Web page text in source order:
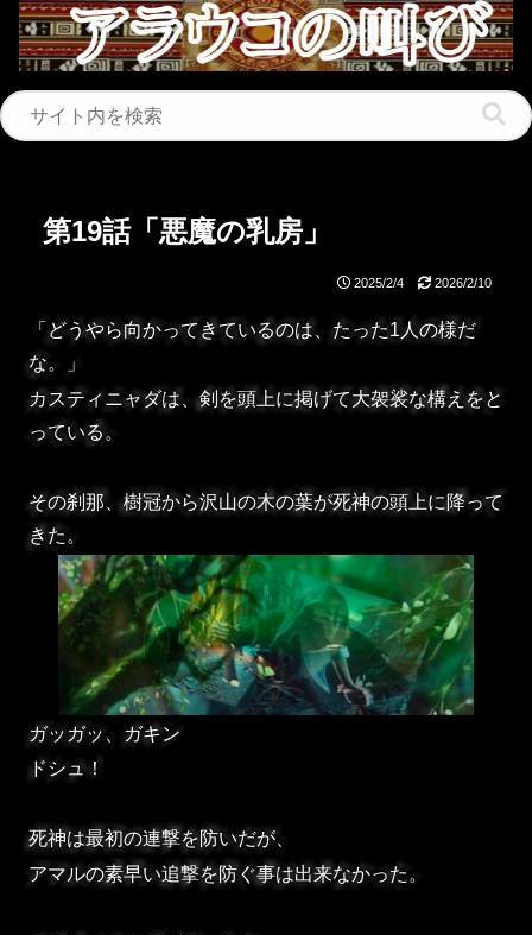
第19話「悪魔の乳房」
2025/2/4 2026/2/10
「どうやら向かってきているのは、たった1人の様だ
な。」
カスティニャダは、剣を頭上に掲げて大袈裟な構えをと
っている。
その刹那、樹冠から沢山の木の葉が死神の頭上に降って
きた。
ガッガッ、ガキン
ドシュ！
死神は最初の連撃を防いだが、
アマルの素早い追撃を防ぐ事は出来なかった。